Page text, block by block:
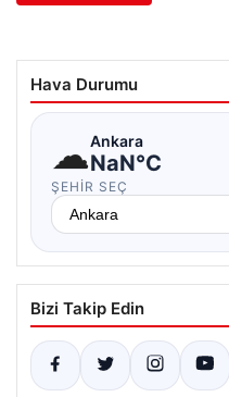
Hava Durumu
☁Ankara
NaN°C
ŞEHIR SEÇ
Bizi Takip Edin